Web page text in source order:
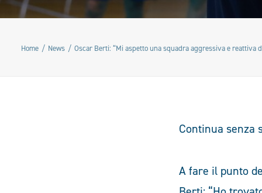
Home News Oscar Berti: “Mi aspetto una squadra aggressiva e reattiva
Continua senza
A fare il punto